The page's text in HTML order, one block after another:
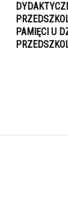
PAMIĘCI U